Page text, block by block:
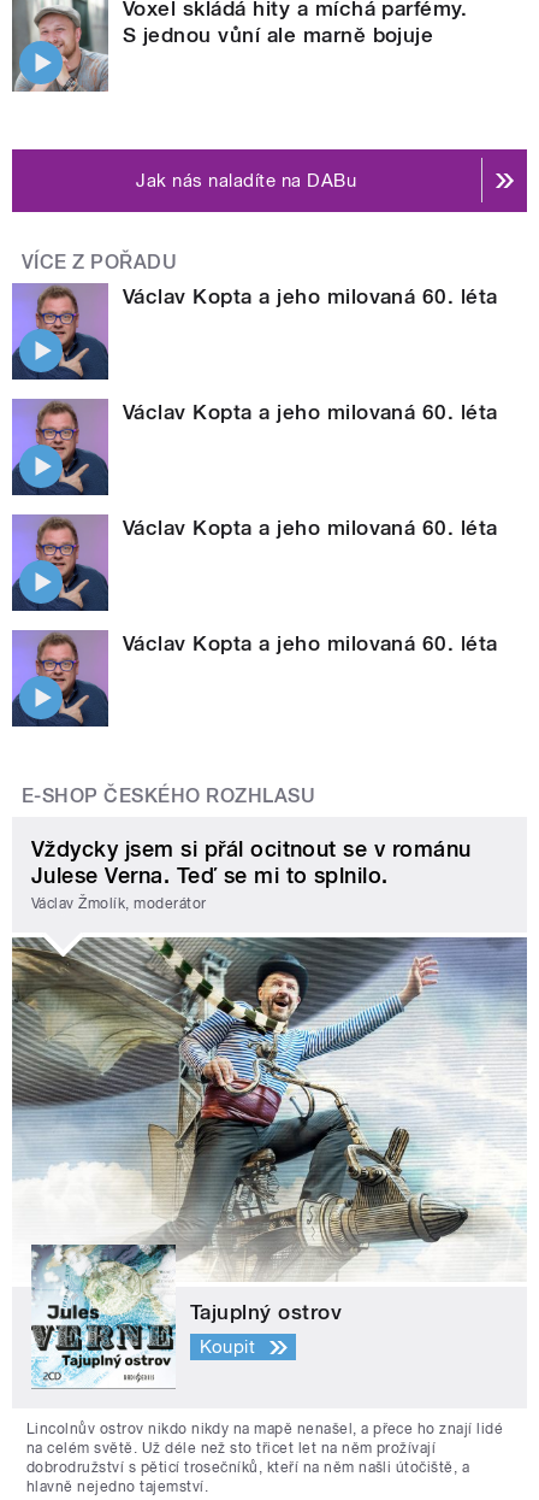
Voxel skládá hity a míchá parfémy.
S jednou vůní ale marně bojuje
Jak nás naladíte na DABu
VÍCE Z POŘADU
Václav Kopta a jeho milovaná 60. léta
Václav Kopta a jeho milovaná 60. léta
Václav Kopta a jeho milovaná 60. léta
Václav Kopta a jeho milovaná 60. léta
E-SHOP ČESKÉHO ROZHLASU
Vždycky jsem si přál ocitnout se v románu
Julese Verna. Teď se mi to splnilo.
Václav Žmolík, moderátor
Tajuplný ostrov
Koupit
Lincolnův ostrov nikdo nikdy na mapě nenašel, a přece ho znají lidé
na celém světě. Už déle než sto třicet let na něm prožívají
dobrodružství s pěticí trosečníků, kteří na něm našli útočiště, a
hlavně nejedno tajemství.